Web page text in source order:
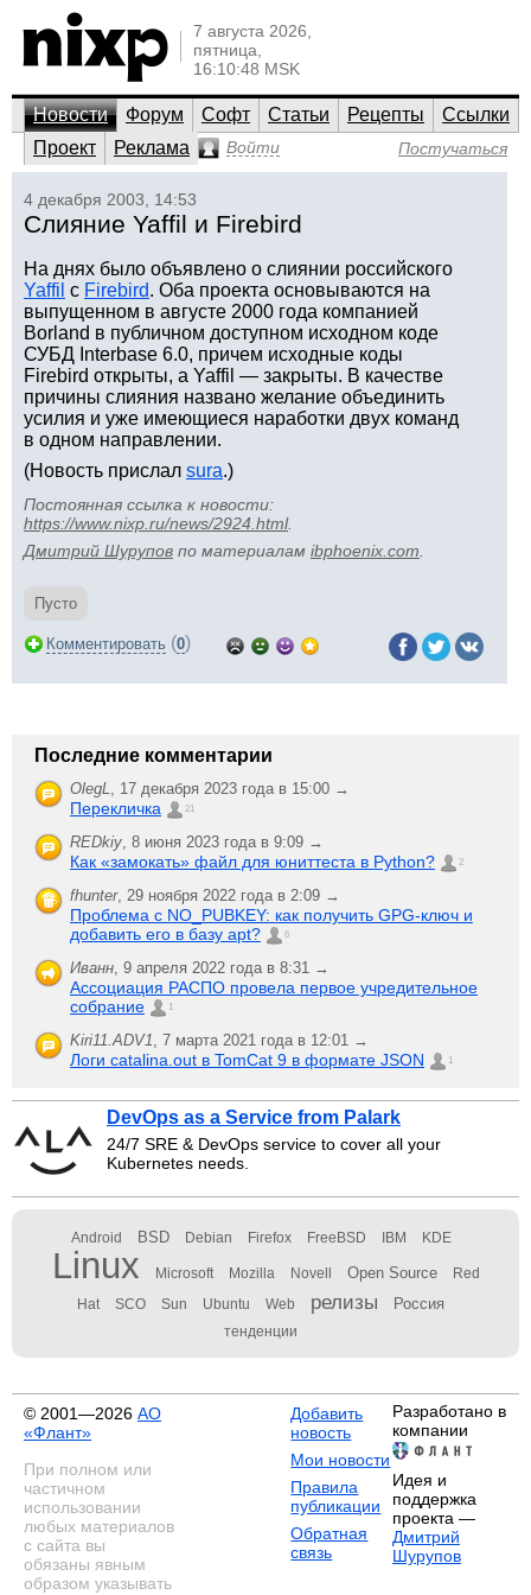
7 августа 2026,
пятница,
16:10:48 MSK
Новости Форум Софт Статьи Рецепты
Ссылки
Проект
Реклама Войти Постучаться
4 декабря 2003, 14:53
Слияние Yaffil и Firebird
На днях было объявлено о слиянии российского
Yaffil с Firebird. Оба проекта основываются на
выпущенном в августе 2000 года компанией
Borland в публичном доступном исходном коде
СУБД Interbase 6.0, причем исходные коды
Firebird открыты, а Yaffil — закрыты. В качестве
причины слияния названо желание объединить
усилия и уже имеющиеся наработки двух команд
в одном направлении.
(Новость прислал sura.)
Постоянная ссылка к новости:
https://www.nixp.ru/news/2924.html.
Дмитрий Шурупов по материалам ibphoenix.com
Пусто
Комментировать (0)
Последние комментарии
OlegL, 17 декабря 2023 года в 15:00 →
Перекличка 21
REDkiy, 8 июня 2023 года в 9:09 →
Как «замокать» файл для юниттеста в Python? 2
fhunter, 29 ноября 2022 года в 2:09 →
Проблема с NO_PUBKEY: как получить GPG-ключ и
добавить его в базу apt?
6
Иванн, 9 апреля 2022 года в 8:31 →
Ассоциация РАСПО провела первое учредительное
собрание
1
Kiri11.ADV1, 7 марта 2021 года в 12:01 →
Логи catalina.out в TomCat 9 в формате JSON 1
DevOps as a Service from Palark
24/7 SRE & DevOps service to cover all your
Kubernetes needs.
Android BSD Debian Firefox FreeBSD IBM KDE
Linux Microsoft Mozilla Novell Open Source Red
Hat SCO Sun Ubuntu Web релизы Россия
тенденции
© 2001—2026 АО
«Флант»
При полном или
частичном
использовании
любых материалов
с сайта вы
обязаны явным
образом указывать
Добавить
новость
Мои новости
Правила
публикации
Обратная
связь
Разработано в
компании
Идея и
поддержка
проекта —
Дмитрий
Шурупов